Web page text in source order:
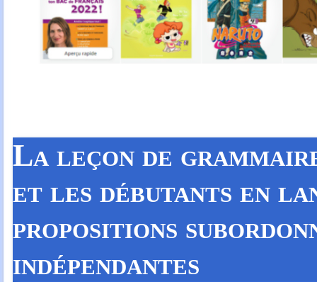
La leçon de
et les débutants en
propositions
indépendantes